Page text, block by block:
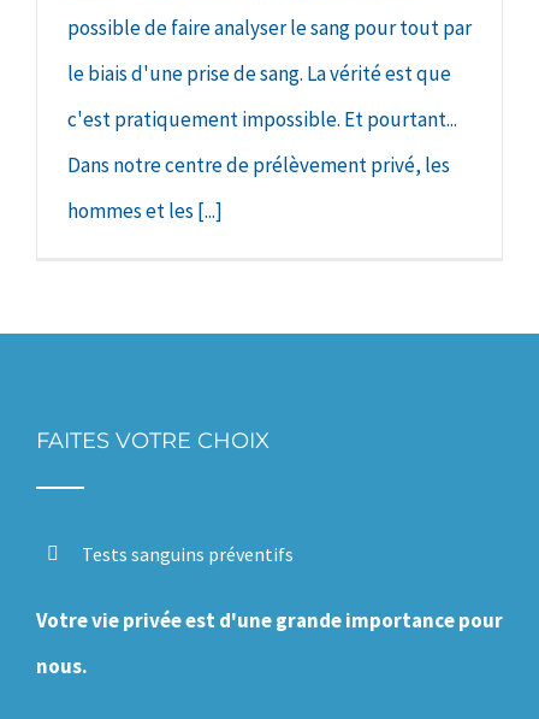
possible de faire analyser le sang pour tout par
le biais d'une prise de sang. La vérité est que
c'est pratiquement impossible. Et pourtant...
Dans notre centre de prélèvement privé, les
hommes et les [...]
FAITES VOTRE CHOIX
Tests sanguins préventifs
Votre vie privée est d'une grande importance pour
nous.